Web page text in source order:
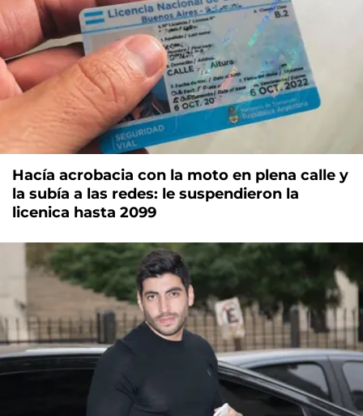
Hacía acrobacia con la moto en plena calle y
la subía a las redes: le suspendieron la
licenica hasta 2099